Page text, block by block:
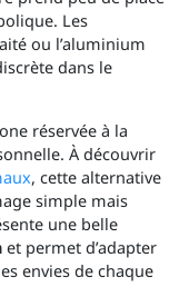
Les
ou l’aluminium
dans le
réservée à la
À découvrir
, cette alternative
simple mais
une belle
et permet d’adapter
envies de chaque